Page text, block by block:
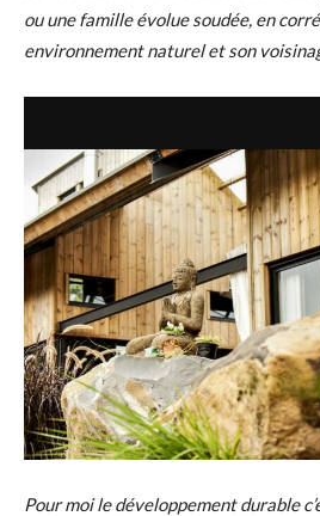
ou une famille évolue soudée, en
environnement naturel et son
Pour moi le développement durable